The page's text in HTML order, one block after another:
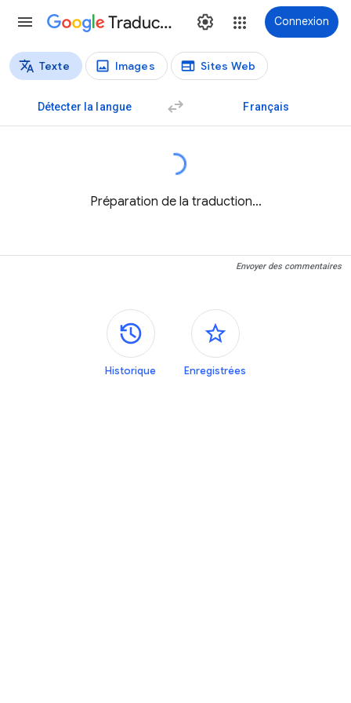
Traduction Connexion
Types de traductions
Texte Images Sites Web
Détecter la langue Français
Préparation de la traduction…
Envoyer des commentaires
Panneaux latéraux
Historique Enregistrées